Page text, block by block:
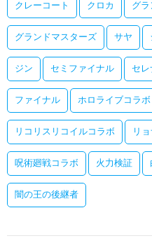
クレーコート クロカ グ
グランドマスターズ サヤ
ジン セミファイナル セレ
ファイナル ホロライブコラボ
リコリスリコイルコラボ リ
呪術廻戦コラボ 火力検証
闇の王の後継者